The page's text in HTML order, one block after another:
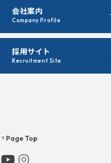
会社案内
Company Profile
採用サイト
Recruitment Site
Page Top